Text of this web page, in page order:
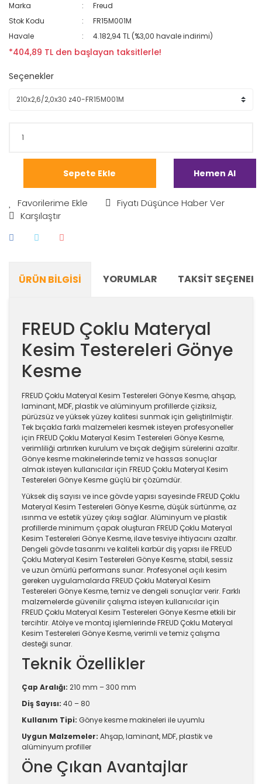
Marka
Freud
Stok Kodu
FR15M001M
Havale
4.182,94 TL (%3,00 havale indirimi)
*404,89 TL den başlayan taksitlerle!
Seçenekler
Sepete Ekle Hemen Al
Fiyatı Düşünce Haber Ver
Karşılaştır
ÜRÜN BILGISI YORUMLAR TAKSIT
FREUD Çoklu Materyal
Kesim Testereleri Gönye
Kesme
FREUD Çoklu Materyal Kesim Testereleri Gönye Kesme, ahşap,
laminant, MDF, plastik ve alüminyum profillerde çiziksiz,
pürüzsüz ve yüksek yüzey kalitesi sunmak için geliştirilmiştir.
Tek bıçakla farklı malzemeleri kesmek isteyen profesyoneller
için FREUD Çoklu Materyal Kesim Testereleri Gönye Kesme,
verimliliği artırırken kurulum ve bıçak değişim sürelerini azaltır.
Gönye kesme makinelerinde temiz ve hassas sonuçlar
almak isteyen kullanıcılar için FREUD Çoklu Materyal Kesim
Testereleri Gönye Kesme güçlü bir çözümdür.
Yüksek diş sayısı ve ince gövde yapısı sayesinde FREUD Çoklu
Materyal Kesim Testereleri Gönye Kesme, düşük sürtünme, az
ısınma ve estetik yüzey çıkışı sağlar. Alüminyum ve plastik
profillerde minimum çapak oluşturan FREUD Çoklu Materyal
Kesim Testereleri Gönye Kesme, ilave tesviye ihtiyacını azaltır.
Dengeli gövde tasarımı ve kaliteli karbür diş yapısı ile FREUD
Çoklu Materyal Kesim Testereleri Gönye Kesme, stabil, sessiz
ve uzun ömürlü performans sunar. Profesyonel açılı kesim
gereken uygulamalarda FREUD Çoklu Materyal Kesim
Testereleri Gönye Kesme, temiz ve dengeli sonuçlar verir. Farklı
malzemelerde güvenilir çalışma isteyen kullanıcılar için
FREUD Çoklu Materyal Kesim Testereleri Gönye Kesme etkili bir
tercihtir. Atölye ve montaj işlemlerinde FREUD Çoklu Materyal
Kesim Testereleri Gönye Kesme, verimli ve temiz çalışma
desteği sunar.
Teknik Özellikler
Çap Aralığı: 210 mm – 300 mm
Diş Sayısı: 40 – 80
Kullanım Tipi: Gönye kesme makineleri ile uyumlu
Uygun Malzemeler: Ahşap, laminant, MDF, plastik ve
alüminyum profiller
Öne Çıkan Avantajlar